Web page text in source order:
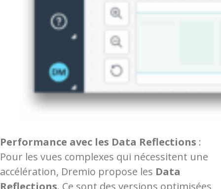
Performance avec les Data Reflections :
Pour les vues complexes qui nécessitent une
accélération, Dremio propose les Data